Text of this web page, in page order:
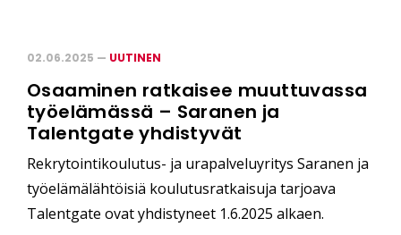
02.06.2025 — UUTINEN
Osaaminen ratkaisee muuttuvassa
työelämässä – Saranen ja
Talentgate yhdistyvät
Rekrytointikoulutus- ja urapalveluyritys Saranen ja
työelämälähtöisiä koulutusratkaisuja tarjoava
Talentgate ovat yhdistyneet 1.6.2025 alkaen.